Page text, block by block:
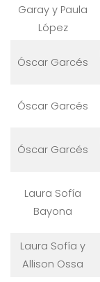
Garay y Paula
López
Óscar Garcés
Óscar Garcés
Óscar Garcés
Laura Sofía
Bayona
Laura Sofía y
Allison Ossa